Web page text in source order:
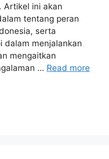
Artikel ini akan
tentang peran
serta
dalam menjalankan
mengaitkan
… Read more